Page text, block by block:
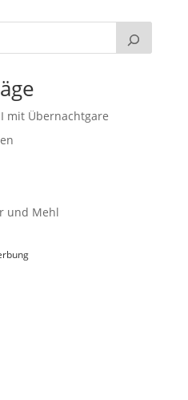
mit Übernachtgare
und Mehl